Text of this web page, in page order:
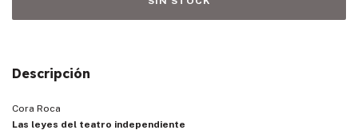
Descripción
Cora Roca
Las leyes del teatro independiente